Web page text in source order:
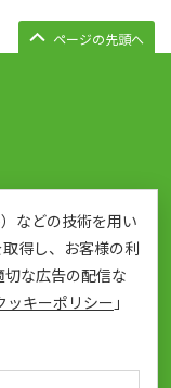
ページの先頭へ
ー
などの技術を用い
得し、お客様の利
な広告の配信な
ッキーポリシー 」